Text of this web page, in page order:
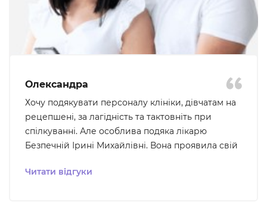
Олександра
Хочу подякувати персоналу клініки, дівчатам на
рецепшені, за лагідність та тактовніть при
спілкуванні. Але особлива подяка лікарю
Безпечній Ірині Михайлівні. Вона проявила свій
турбувало, ми були на звʼязку для подальшого
Читати відгуки